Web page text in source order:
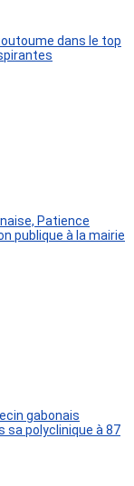
dans le top
Patience
publique à la mairie
gabonais
sa polyclinique à 87